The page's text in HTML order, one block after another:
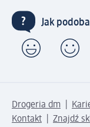
Jak
Drogeria dm
Kontakt
Znajdź